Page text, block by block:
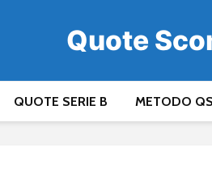
Quote
QUOTE SERIE B METODO